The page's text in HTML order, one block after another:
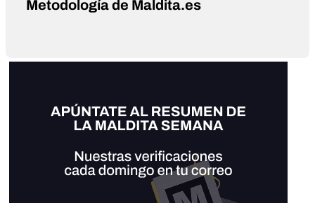
Metodología de Maldita.es